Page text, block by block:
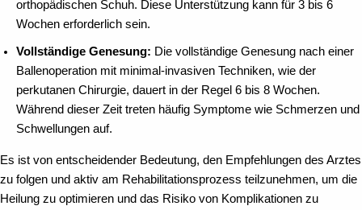
orthopädischen Schuh. Diese Unterstützung kann für 3 bis 6
Wochen erforderlich sein.
Vollständige Genesung: Die vollständige Genesung nach einer
Ballenoperation mit minimal-invasiven Techniken, wie der
perkutanen Chirurgie, dauert in der Regel 6 bis 8 Wochen.
Während dieser Zeit treten häufig Symptome wie Schmerzen und
Schwellungen auf.
Es ist von entscheidender Bedeutung, den Empfehlungen des Arztes
zu folgen und aktiv am Rehabilitationsprozess teilzunehmen, um die
Heilung zu optimieren und das Risiko von Komplikationen zu